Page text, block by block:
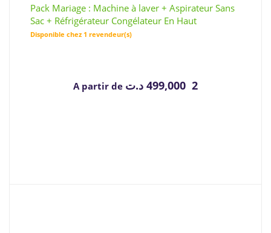
Pack Mariage : Machine à laver + Aspirateur Sans
Sac + Réfrigérateur Congélateur En Haut
Disponible chez 1 revendeur(s)
A partir de 2 499,000 د.ت